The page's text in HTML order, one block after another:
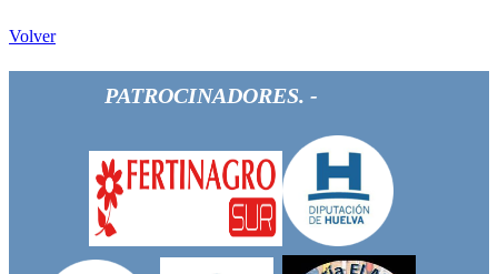
Volver
PATROCINADORES. -